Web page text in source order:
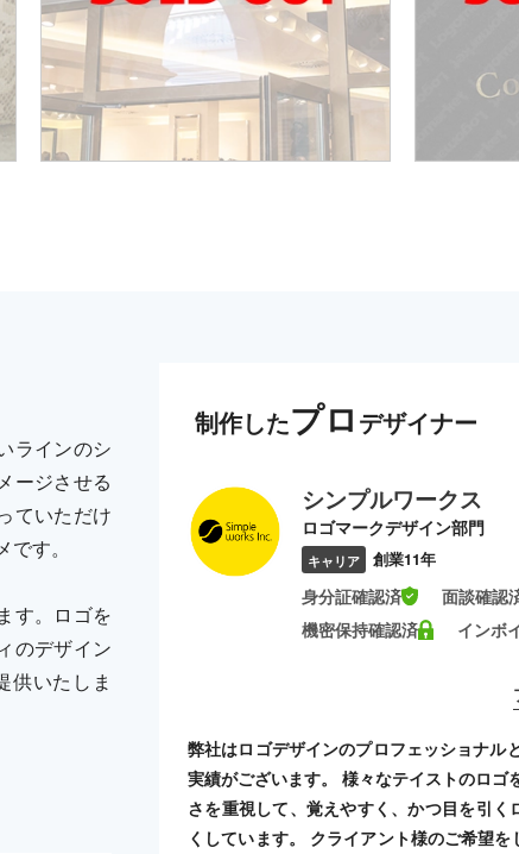
ラインのシ
ージさせる
ていただけ
す。
す。ロゴを
のデザイン
供いたしま
制作したプロ デザイナー
シンプルワークス
ロゴマークデザイン部門
キャリア 創業11年
身分証確認済
面談確認
機密保持確認済
インボ
弊社はロゴデザインのプロフェッショナル
実績がございます。 様々なテイストのロゴ
さを重視して、覚えやすく、かつ目を引く
くしています。 クライアント様のご希望